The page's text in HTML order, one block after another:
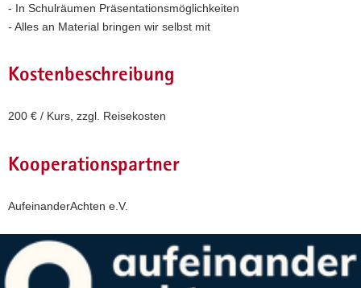
- In Schulräumen Präsentationsmöglichkeiten
- Alles an Material bringen wir selbst mit
Kostenbeschreibung
200 € / Kurs, zzgl. Reisekosten
Kooperationspartner
AufeinanderAchten e.V.
Weitere
Information